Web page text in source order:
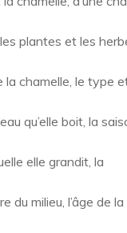
plantes et les
la chamelle, le type
qu’elle boit, la
elle grandit, la
du milieu, l’âge de la